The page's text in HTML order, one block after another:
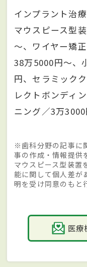
インプラント治
マウスピース型
～、ワイヤー矯
38万5000円～、
円、セラミック
レクトボンディ
ニング／3万
※歯科分野の記事に
事の作成・情報提供
マウスピース型装置
能に関して個人差が
明を受け同意のもと
医療